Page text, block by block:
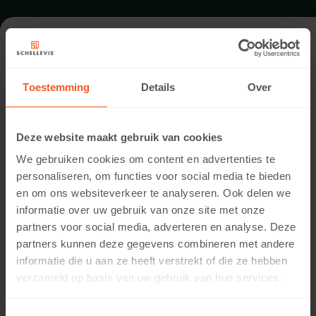
Toestemming Details Over
Deze website maakt gebruik van cookies
We gebruiken cookies om content en advertenties te
personaliseren, om functies voor social media te bieden
en om ons websiteverkeer te analyseren. Ook delen we
informatie over uw gebruik van onze site met onze
partners voor social media, adverteren en analyse. Deze
partners kunnen deze gegevens combineren met andere
informatie die u aan ze heeft verstrekt of die ze hebben
verzameld op basis van uw gebruik van hun services.
ENTREE IN BERGEIJK
Locatie:
Toepassing:
Entree
Fotografie:
Cees Rijnen
Producten:
Grootformaat tegel 200x100x10 Grijs
Zitelement 200x60x40 Grijs
Blokmodel 100x40x20 Grijs